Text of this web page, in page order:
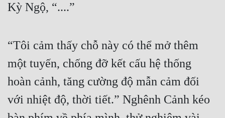
Võ Hiệp
Xuyên Không
Xuyên Nhanh
Xuyên Thư
Kỳ Ngộ, “....”
“Tôi cảm thấy chỗ này có thể mở thêm
một tuyến, chống đỡ kết cấu hệ thống
hoàn cảnh, tăng cường độ mẫn cảm đối
với nhiệt độ, thời tiết.” Nghênh Cảnh kéo